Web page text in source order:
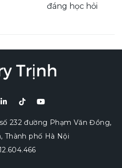
đáng học hỏi
232 đường Phạm Văn Đồng,
Thành phố Hà Nội